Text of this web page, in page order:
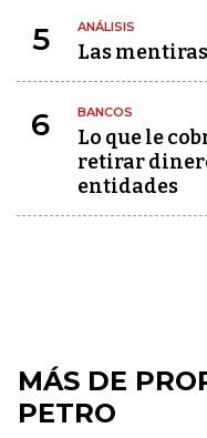
5 ANÁLISIS
Las
6 BANCOS
Lo que le
retirar
entidades
MÁS DE
PETRO